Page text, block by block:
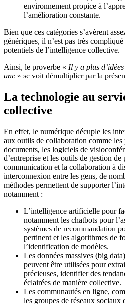
environnement propice à
l’amélioration constante.
Bien que ces catégories s’avèrent
génériques, il n’est pas très
potentiels de l’intelligence collective.
Ainsi, le proverbe « Il y a plus
une » se voit démultiplier par la
La technologie au
collective
En effet, le numérique décuple les
aux outils de collaboration comme les
documents, les logiciels de
d’entreprise et les outils de gestion
communication et la collaboration à
interconnexion entre les gens, de
méthodes permettent de supporter
notamment :
L’intelligence artificielle pour
notamment les chatbots pour
systèmes de recommandation
pertinent et les algorithmes de
l’identification de modèles.
Les données massives (big
peuvent être utilisées pour
précieuses, identifier des
éclairées de manière collective.
Les communautés en ligne,
les groupes de réseaux sociaux